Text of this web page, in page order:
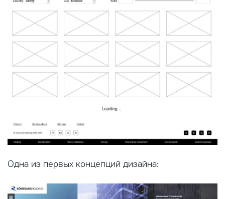
Одна из первых концепций дизайна: